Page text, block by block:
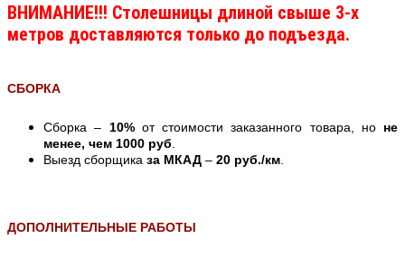
ВНИМАНИЕ!!! Столешницы длиной свыше 3-х
метров доставляются только до подъезда.
СБОРКА
Сборка – 10%от стоимости заказанного товара, но не
менее, чем 1000 руб
Выезд сборщика за МКАД – 20 руб./км
ДОПОЛНИТЕЛЬНЫЕ РАБОТЫ